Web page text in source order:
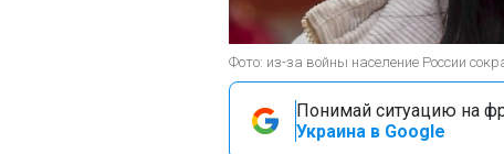
Фото: из-за войны население России
Понимай ситуацию на
Украина в Google